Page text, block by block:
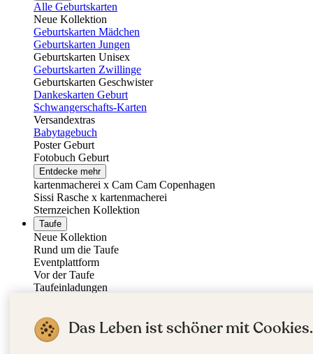
Alle Geburtskarten
Neue Kollektion
Geburtskarten Mädchen
Geburtskarten Jungen
Geburtskarten Unisex
Geburtskarten Zwillinge
Geburtskarten Geschwister
Dankeskarten Geburt
Schwangerschafts-Karten
Versandextras
Babytagebuch
Poster Geburt
Fotobuch Geburt
Entdecke mehr
kartenmacherei x Cam Cam Copenhagen
Sissi Rasche x kartenmacherei
Sternzeichen Kollektion
Taufe
Neue Kollektion
Rund um die Taufe
Eventplattform
Vor der Taufe
Taufeinladungen
Am Tag der Taufe
TaufkerzenDas Leben ist schöner mit Cookies.